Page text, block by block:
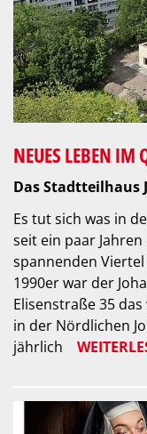
NEUES LEBEN IM
Das
Es tut sich was in
seit ein paar
spannenden
1990er war der
Elisenstraße 35
in der Nördlichen
jährlich